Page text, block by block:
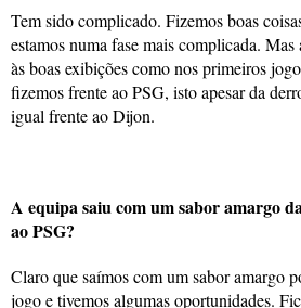
Tem sido complicado. Fizemos boas
estamos numa fase mais complicada.
às boas exibições como nos primeiros
fizemos frente ao PSG, isto apesar da
igual frente ao Dijon.
A equipa saiu com um sabor amargo
ao PSG?
Claro que saímos com um sabor amargo
jogo e tivemos algumas oportunidades.